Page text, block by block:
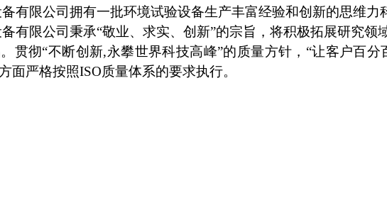
有限公司拥有一批环境试验设备生产丰富经验和创新的思维力
有限公司秉承“敬业、求实、创新”的宗旨，将积极拓展研究领
贯彻“不断创新,永攀世界科技高峰”的质量方针，“让客户百分
面严格按照ISO质量体系的要求执行。